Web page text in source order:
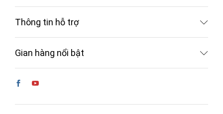
Thông tin hỗ trợ
Gian hàng nổi bật